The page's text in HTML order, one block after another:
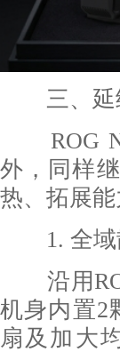
三、延续
ROG
外，同样
热、拓展
1. 全域
沿用
机身内置2
扇及加大